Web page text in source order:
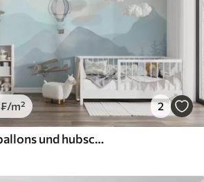
₣/m² 2
Himmel mit luftballons und hubschraubern